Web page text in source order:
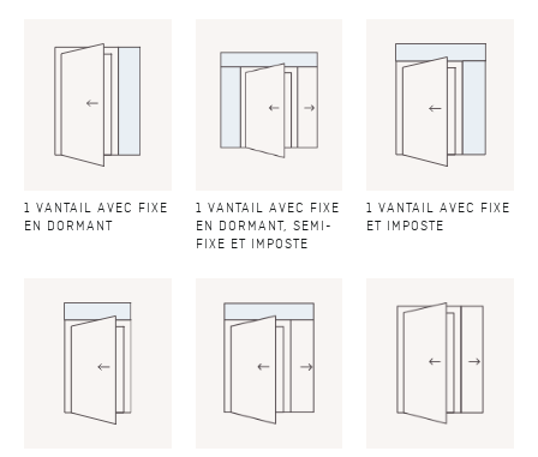
1 VANTAIL AVEC FIXE
EN DORMANT
1 VANTAIL AVEC FIXE
EN DORMANT, SEMI-
FIXE ET IMPOSTE
1 VANTAIL AVEC FIXE
ET IMPOSTE